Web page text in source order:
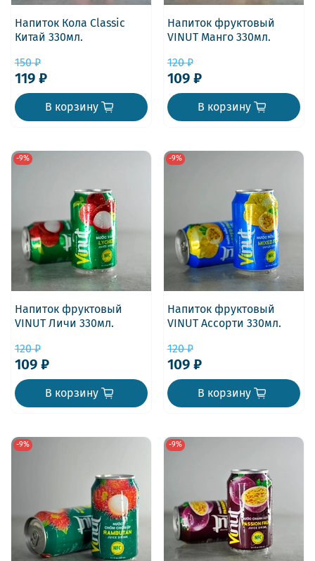
Напиток Кола Classic
Китай 330мл.
150 ₽
119 ₽
В корзину
Напиток фруктовый
VINUT Манго 330мл.
120 ₽
109 ₽
В корзину
-9%
Напиток фруктовый
VINUT Личи 330мл.
120 ₽
109 ₽
В корзину
-9%
Напиток фруктовый
VINUT Ассорти 330мл.
120 ₽
109 ₽
В корзину
-9% -9%